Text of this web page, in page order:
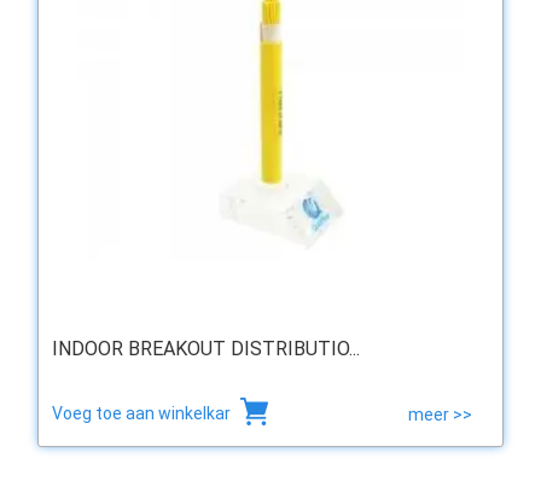
INDOOR BREAKOUT DISTRIBUTIO...
Voeg toe aan winkelkar meer >>